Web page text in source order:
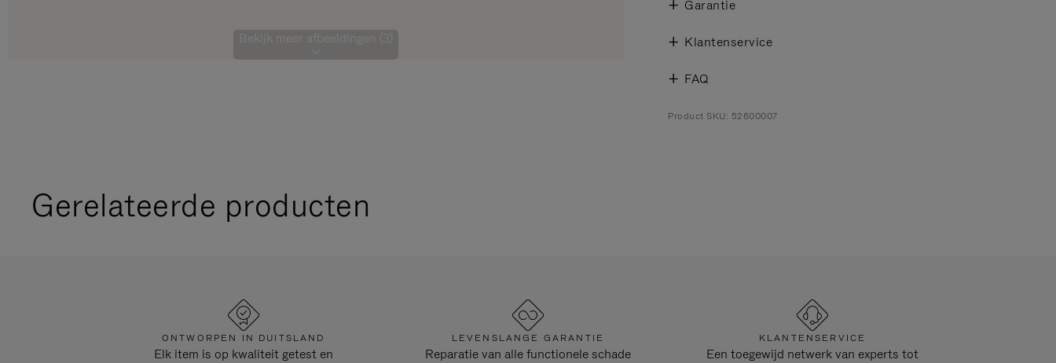
Bekijk meer afbeeldingen (3)
Garantie
Klantenservice
FAQ
Product SKU: 52600007
Gerelateerde producten
ONTWORPEN IN DUITSLAND
Elk item is op kwaliteit getest en
LEVENSLANGE GARANTIE
Reparatie van alle functionele schade
KLANTENSERVICE
Een toegewijd netwerk van experts tot